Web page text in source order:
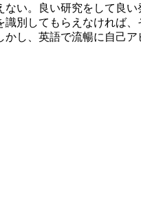
ない。良い研究をして良い
識別してもらえなければ
かし、英語で流暢に自己